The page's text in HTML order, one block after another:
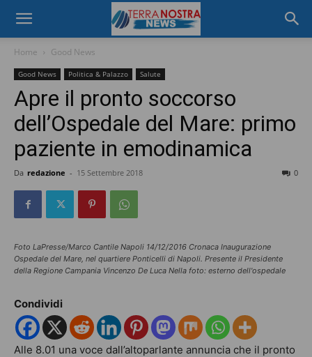
Home Good News
Good News Politica & Palazzo Salute
Apre il pronto soccorso
dell’Ospedale del Mare: primo
paziente in emodinamica
Da redazione - 15 Settembre 2018 0
Foto LaPresse/Marco Cantile Napoli 14/12/2016 Cronaca Inaugurazione
Ospedale del Mare, nel quartiere Ponticelli di Napoli. Presente il Presidente
della Regione Campania Vincenzo De Luca Nella foto: esterno dell'ospedale
Condividi
Alle 8.01 una voce dall’altoparlante annuncia che il pronto